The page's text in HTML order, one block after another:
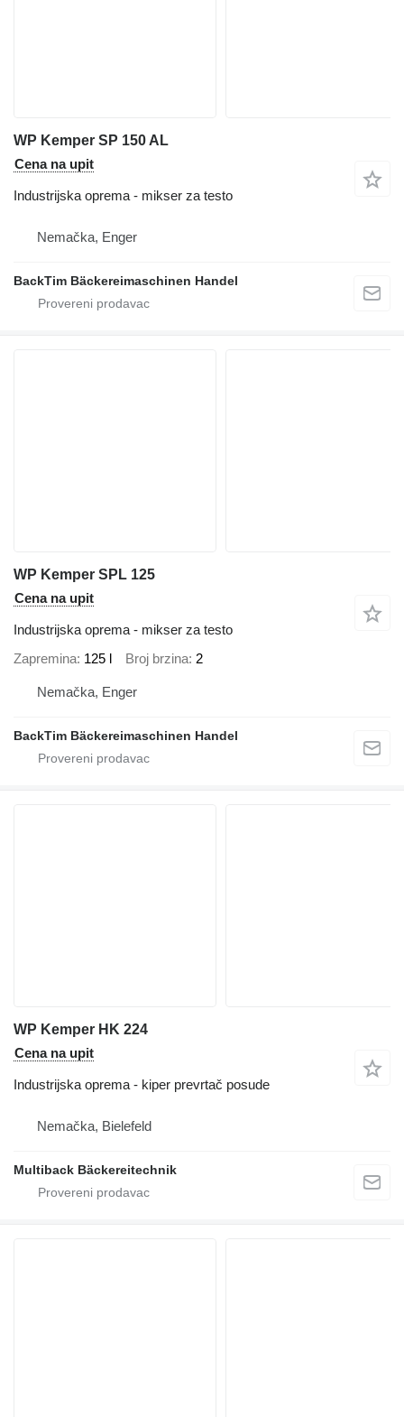
WP Kemper SP 150 AL
Cena na upit
Industrijska oprema - mikser za testo
Nemačka, Enger
BackTim Bäckereimaschinen Handel
WP Kemper SPL 125
Cena na upit
Industrijska oprema - mikser za testo
Zapremina 125 l Broj brzina 2
Nemačka, Enger
BackTim Bäckereimaschinen Handel
WP Kemper HK 224
Cena na upit
Industrijska oprema - kiper prevrtač posude
Nemačka, Bielefeld
Multiback Bäckereitechnik